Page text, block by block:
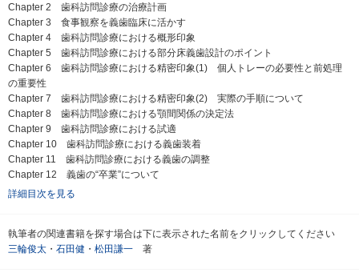
Chapter 2 歯科訪問診療の治療計画
Chapter 3 食事観察を義歯臨床に活かす
Chapter 4 歯科訪問診療における概形印象
Chapter 5 歯科訪問診療における部分床義歯設計のポイント
Chapter 6 歯科訪問診療における精密印象(1) 個人トレーの必要性と前処理
の重要性
Chapter 7 歯科訪問診療における精密印象(2) 実際の手順について
Chapter 8 歯科訪問診療における顎間関係の決定法
Chapter 9 歯科訪問診療における試適
Chapter 10 歯科訪問診療における義歯装着
Chapter 11 歯科訪問診療における義歯の調整
Chapter 12 義歯の“卒業”について
詳細目次を見る
執筆者の関連書籍を探す場合は下に表示された名前をクリックしてください
三輪俊太 ・ 石田健 ・ 松田謙一 著